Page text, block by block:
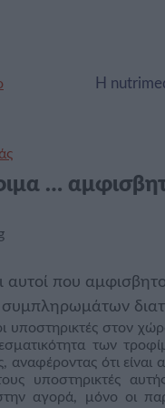
Η
…
αυτοί που
συμπληρωμάτων
οι υποστηρικτές στον
των
αναφέροντας ότι είναι
υποστηρικτές
αγορά, μόνο οι